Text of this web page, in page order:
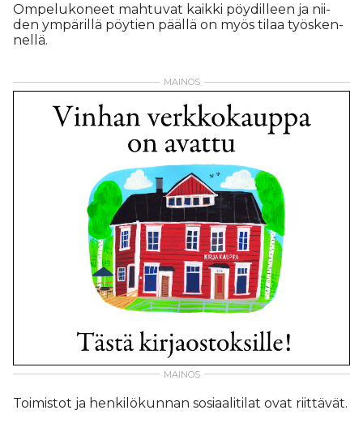
Om­pe­lu­ko­neet mah­tu­vat kaik­ki pöy­dil­leen ja nii­
den ym­pä­ril­lä pöy­tien pääl­lä on myös ti­laa työs­ken­
nel­lä.
Toi­mis­tot ja hen­ki­lö­kun­nan so­si­aa­li­ti­lat ovat riit­tä­vät.